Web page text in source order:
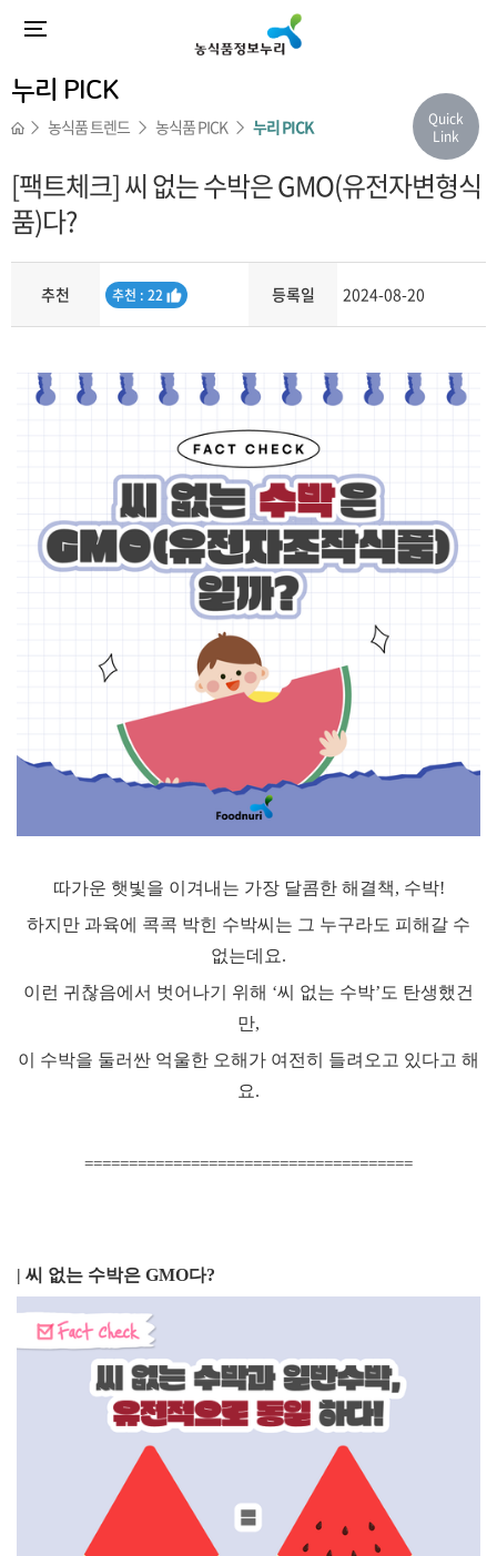
누리 PICK
농식품 트렌드 농식품 PICK 누리 PICK
[팩트체크] 씨 없는 수박은 GMO(유전자변형식
품)다?
추천
추
추천 : 22 등록일 2024-08-20
따가운 햇빛을 이겨내는 가장 달콤한 해결책, 수박!
하지만 과육에 콕콕 박힌 수박씨는 그 누구라도 피해갈 수
없는데요.
이런 귀찮음에서 벗어나기 위해 ‘씨 없는 수박’ 도 탄생했건
만,
이 수박을 둘러싼 억울한 오해가 여전히 들려오고 있다고 해
요.
=====================================
| 씨 없는 수박은 GMO다?
Quick
Link